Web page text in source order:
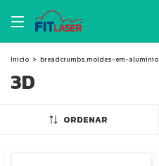
Inicio > breadcrumbs.moldes-em-aluminio
3D
ORDENAR